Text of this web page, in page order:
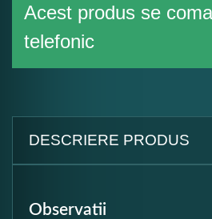
Acest produs se
telefonic
DESCRIERE PRODUS
Observatii